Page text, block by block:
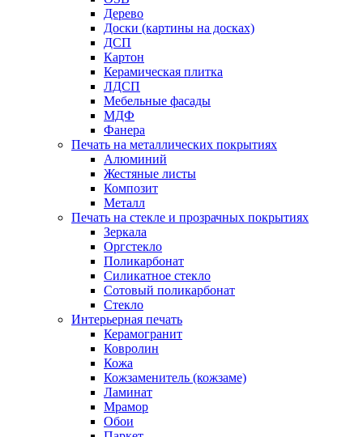
Дерево
Доски (картины на досках)
ДСП
Картон
Керамическая плитка
ЛДСП
Мебельные фасады
МДФ
Фанера
Печать на металлических покрытиях
Алюминий
Жестяные листы
Композит
Металл
Печать на стекле и прозрачных покрытиях
Зеркала
Оргстекло
Поликарбонат
Силикатное стекло
Сотовый поликарбонат
Стекло
Интерьерная печать
Керамогранит
Ковролин
Кожа
Кожзаменитель (кожзаме)
Ламинат
Мрамор
Обои